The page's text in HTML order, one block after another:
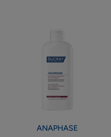
vypadávání
vlasů
ANAPHASE